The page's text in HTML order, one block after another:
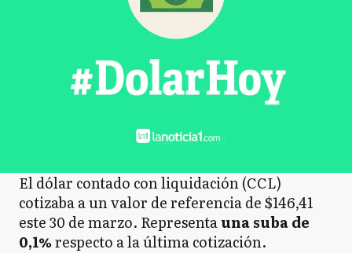
El dólar contado con liquidación (CCL)
cotizaba a un valor de referencia de $146,41
este 30 de marzo. Representauna suba de
0,1%respecto ala última cotización.